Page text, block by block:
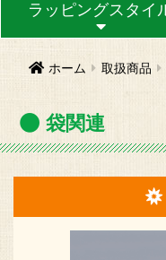
ラッピングスタイ
ホーム 取扱商品
袋関連